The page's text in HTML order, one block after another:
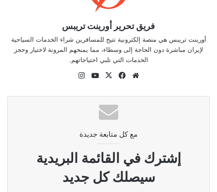
فريق تحرير أورينت تريبس
أورينت تريبس هي منصة إلكترونية تتيح للمسافرين شراء الخدمات السياحية
لإيران مباشرة دون الحاجة إلى وسطاء، مما يمنحهم المرونة لاختيار وحجز
الخدمات التي تلبي احتياجاتهم.
موقع
فيسبوك
‫X
‫YouTube
مع كل متابعة جديدة
إشترك في القائمة البريدية
سيصلك كل جديد